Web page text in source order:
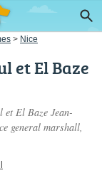
> Nice
et El Baze
et El Baze Jean-
general marshall,